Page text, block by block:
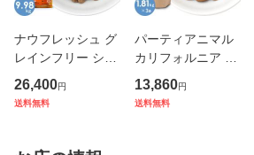
ナウフレッシュ グ
レインフリー シニ
ア＆ウェイトマネ
ジメント 9.98kg
26,400円
送料無料
パーティアニマル
カリフォルニア チ
キン＆オーツレシ
ピ 1.81kg×3袋
13,860円
送料無料